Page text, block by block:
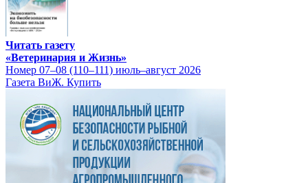
Читать газету
«Ветеринария и Жизнь»
Номер 07–08 (110–111) июль–август 2026
Газета ВиЖ. Купить